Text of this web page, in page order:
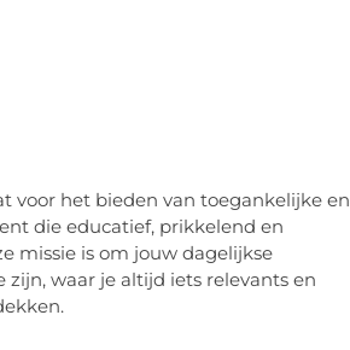
voor het bieden van toegankelijke en
die educatief, prikkelend en
missie is om jouw dagelijkse
waar je altijd iets relevants en